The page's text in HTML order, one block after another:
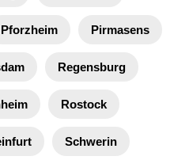
Pforzheim Pirmasens
Regensburg
Rostock
Schwerin